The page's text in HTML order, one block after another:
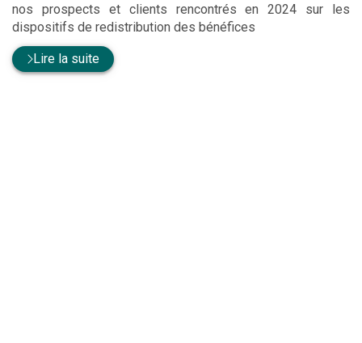
nos prospects et clients rencontrés en 2024 sur les
dispositifs de redistribution des bénéfices
Lire la suite